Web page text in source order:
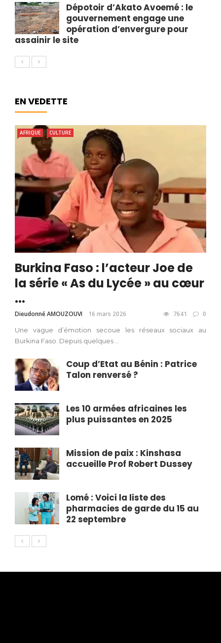
Dépotoir d’Akato Avoemé : le
gouvernement engage une
opération d’envergure pour
assainir le site
EN VEDETTE
AFRIQUE CULTURE
Burkina Faso : l’acteur Joe de
la série « As du Lycée » au cœur
...
Dieudonné AMOUZOUVI 16 mars 2026 7641 0
Une vague d’émotion secoue les réseaux sociaux au
Burkina Faso. Depuis quelques ...
Coup d’Etat au Bénin : Patrice
Talon renversé ?
Les 10 armées africaines les
plus puissantes en 2025
Mission de paix : Kinshasa
accueille Prof Robert Dussey
Lomé : Voici la liste des
pharmacies de garde du 15 au
22 septembre